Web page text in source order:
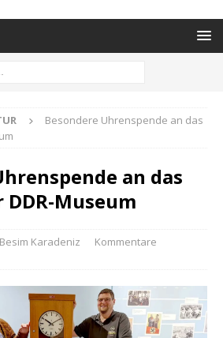
Besondere Uhrenspende an das
an das
Museum
Besim Karadeniz
Kommentare